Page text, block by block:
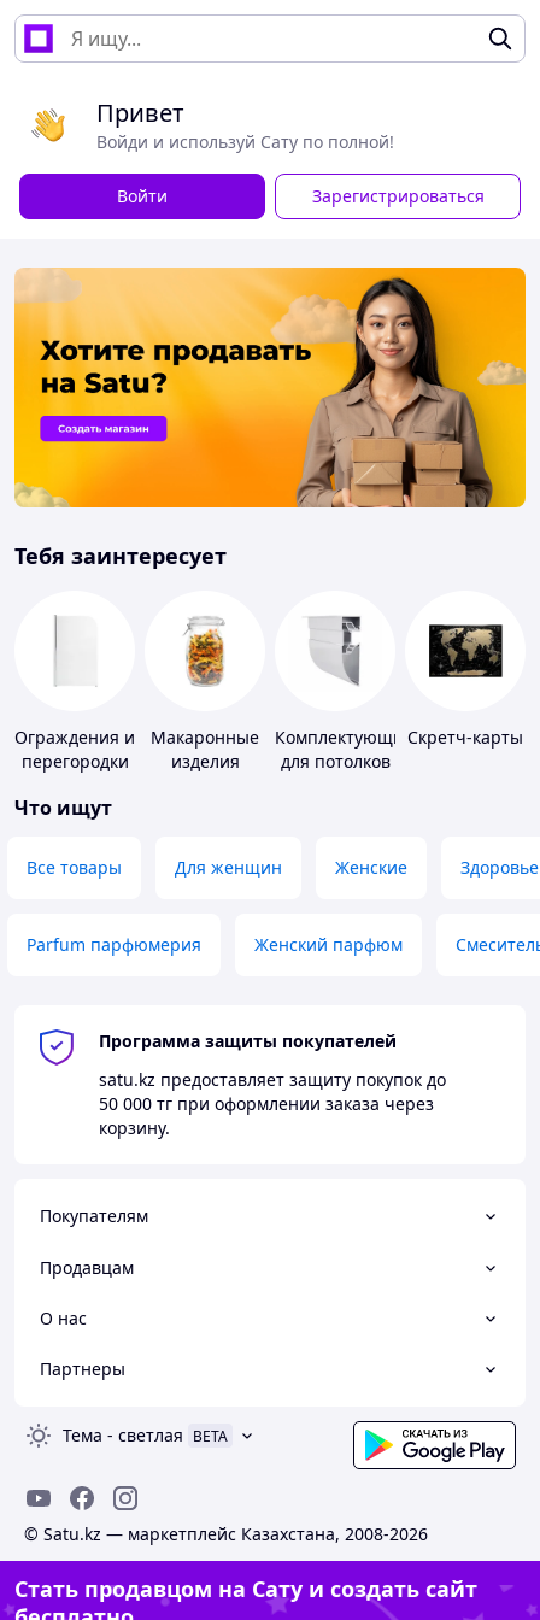
Привет
Войди и используй Сату по полной!
Войти Зарегистрироваться
Тебя заинтересует
Ограждения и
перегородки
душа, туалета
Макаронные
изделия
Комплектующие
для потолков
Скретч-карты
Что ищут
Все товары Для женщин Женские Здоровье
Parfum парфюмерия Женский парфюм
Программа защиты покупателей
satu.kz предоставляет защиту покупок до
50 000 тг при оформлении заказа через
корзину.
Покупателям
Продавцам
О нас
Партнеры
Тема - светлая BETA
© Satu.kz — маркетплейс Казахстана, 2008-2026
Стать продавцом на Сату и создать сайт